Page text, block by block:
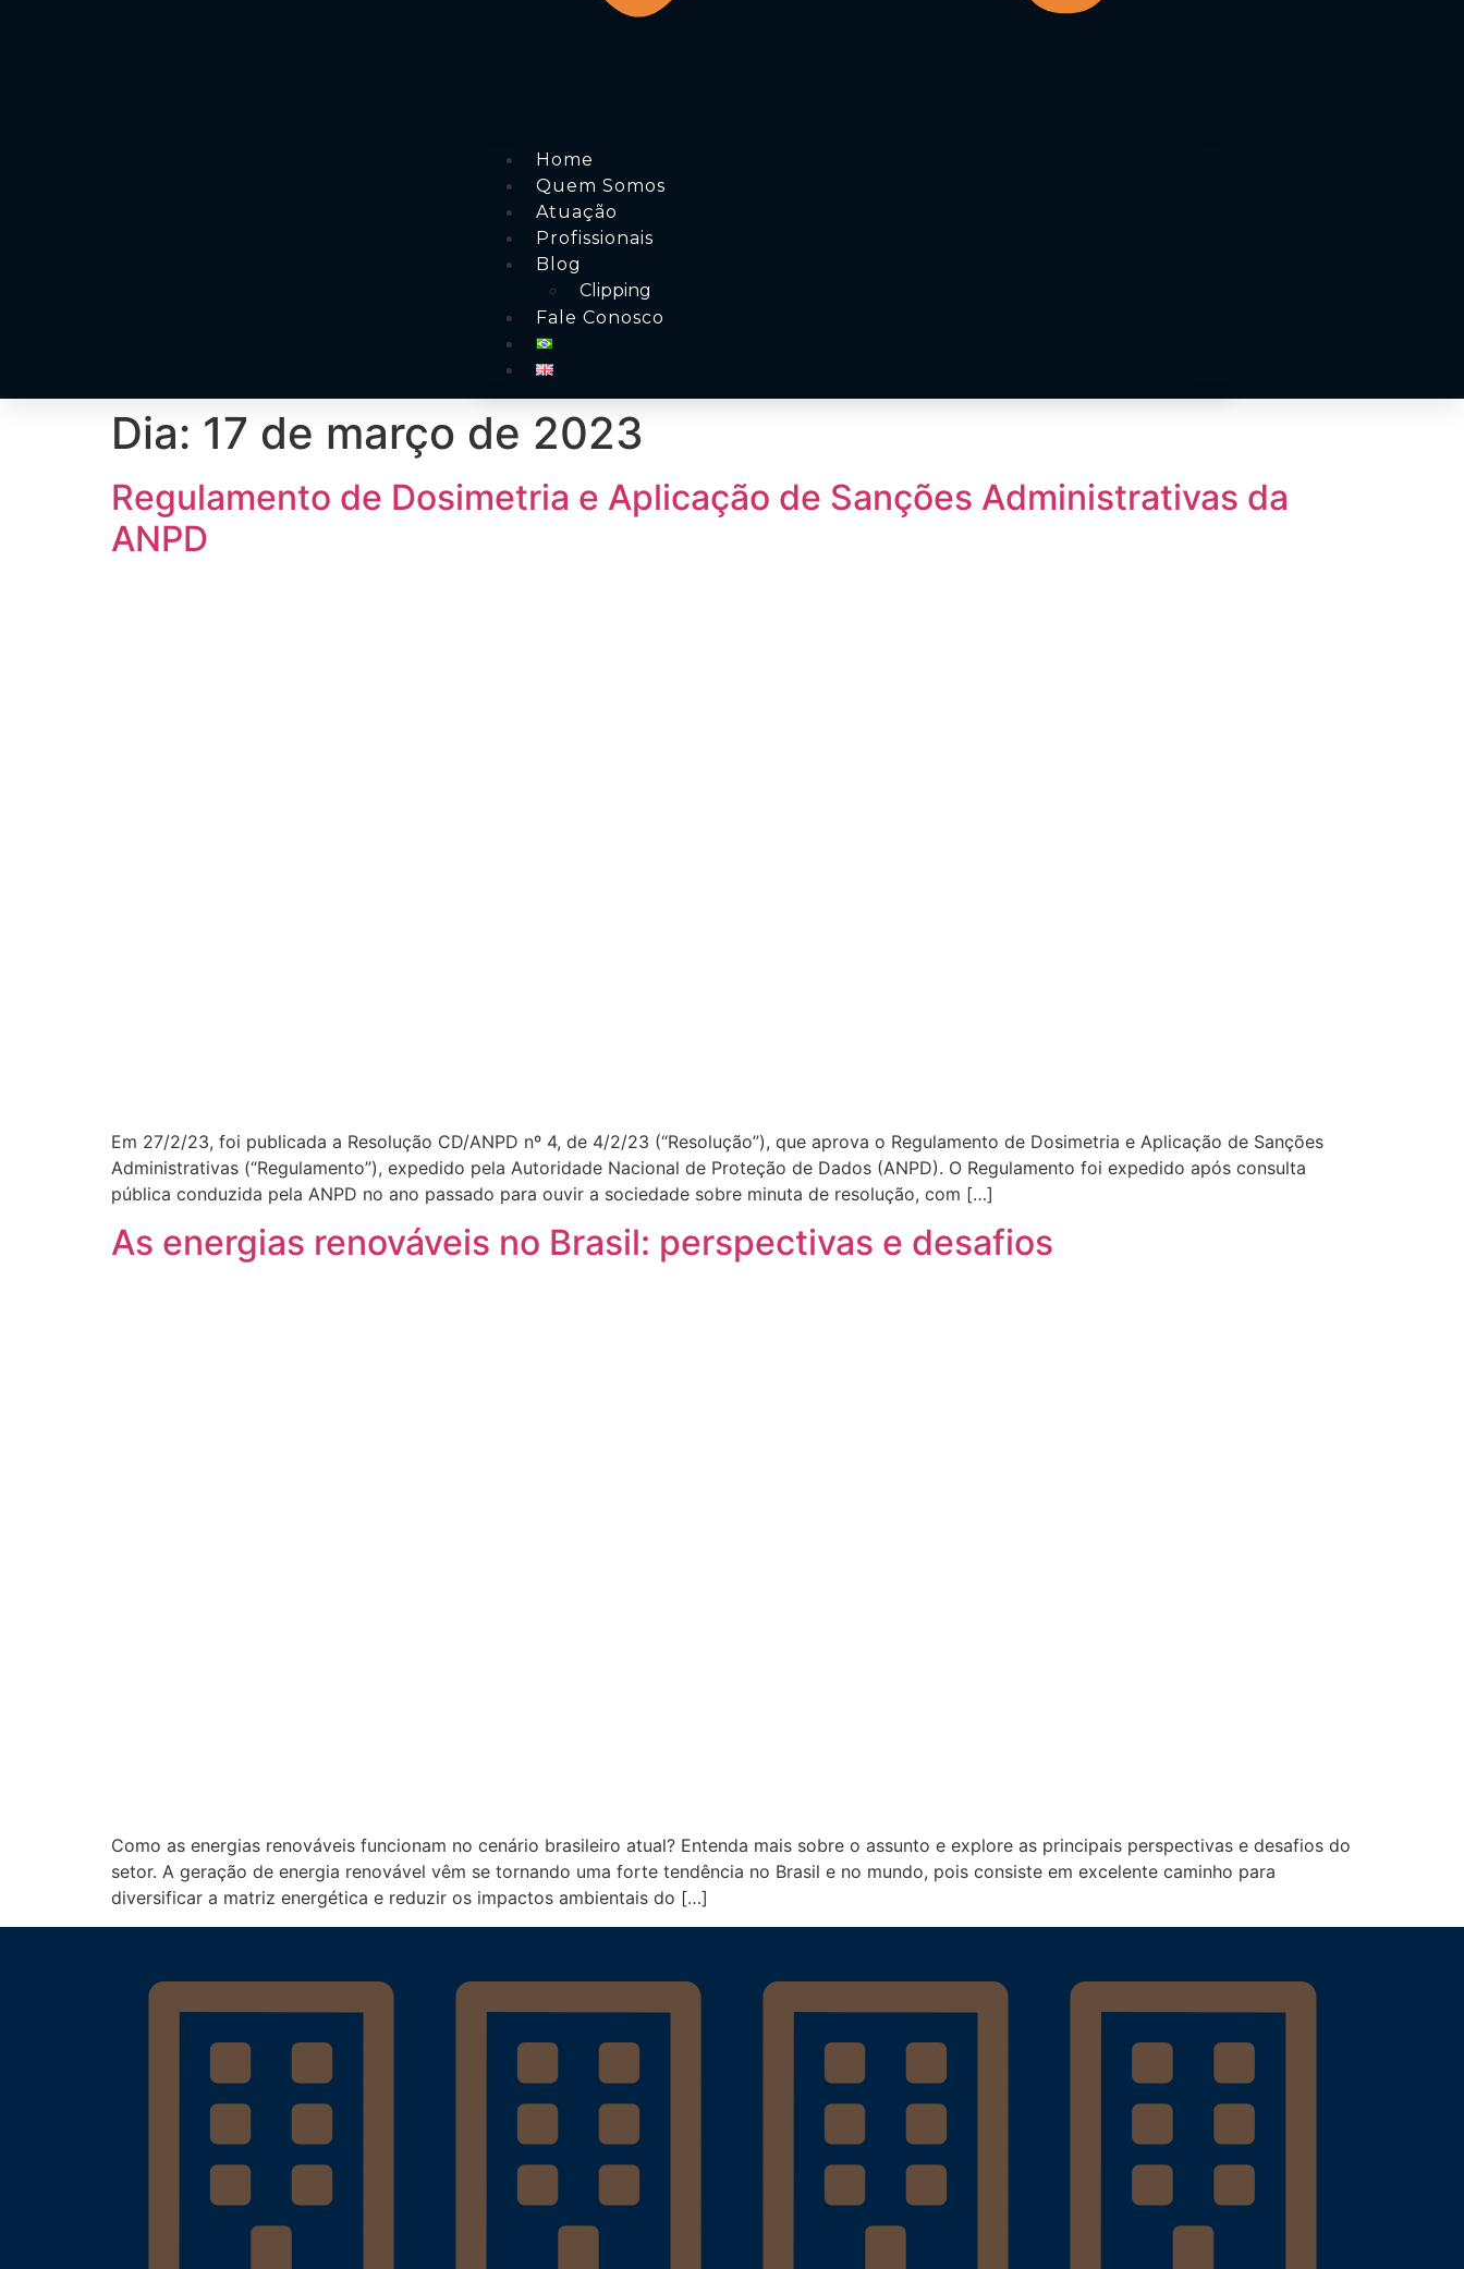
Home
Quem Somos
Atuação
Profissionais
Blog
Clipping
Fale Conosco
Dia: 17 de março de 2023
Regulamento de Dosimetria e Aplicação de Sanções Administrativas da
ANPD
Em 27/2/23, foi publicada a Resolução CD/ANPD nº 4, de 4/2/23 (“Resolução”), que aprova o Regulamento de Dosimetria e Aplicação de Sanções
Administrativas (“Regulamento”), expedido pela Autoridade Nacional de Proteção de Dados (ANPD). O Regulamento foi expedido após consulta
pública conduzida pela ANPD no ano passado para ouvir a sociedade sobre minuta de resolução, com […]
As energias renováveis no Brasil: perspectivas e desafios
Como as energias renováveis funcionam no cenário brasileiro atual? Entenda mais sobre o assunto e explore as principais perspectivas e desafios do
setor. A geração de energia renovável vêm se tornando uma forte tendência no Brasil e no mundo, pois consiste em excelente caminho para
diversificar a matriz energética e reduzir os impactos ambientais do […]